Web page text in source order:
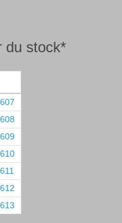
du stock*